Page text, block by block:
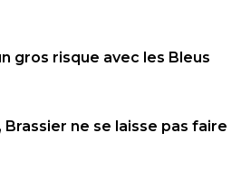
gros risque avec les Bleus
Brassier ne se laisse pas faire